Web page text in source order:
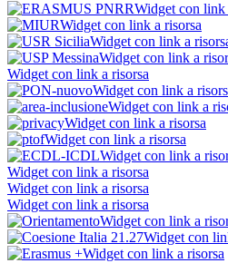
Widget con link
Widget con link a risorsa
Widget con link a
Widget con link a
Widget con link a risorsa
Widget con link a
Widget con link a
Widget con link a risorsa
Widget con link a risorsa
Widget con link a
Widget con link a risorsa
Widget con link a risorsa
Widget con link a risorsa
Widget con link a
Widget con
Widget con link a risorsa